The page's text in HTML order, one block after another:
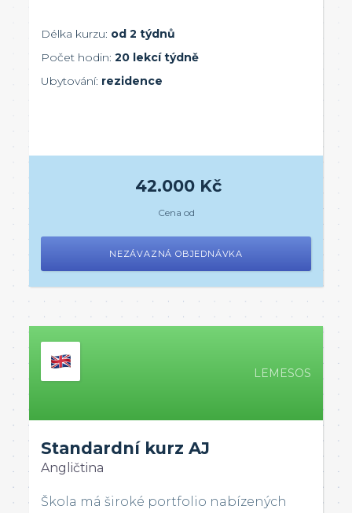
Délka kurzu: od 2 týdnů
Počet hodin:20 lekcí týdně
Ubytování: rezidence
42.000 Kč
Cena od
NEZÁVAZNÁ OBJEDNÁVKA
LEMESOS
Standardní kurz AJ
Angličtina
Škola má široké portfolio nabízených